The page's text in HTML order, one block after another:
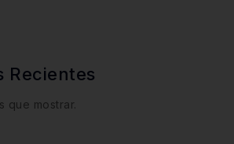
Recientes
que mostrar.